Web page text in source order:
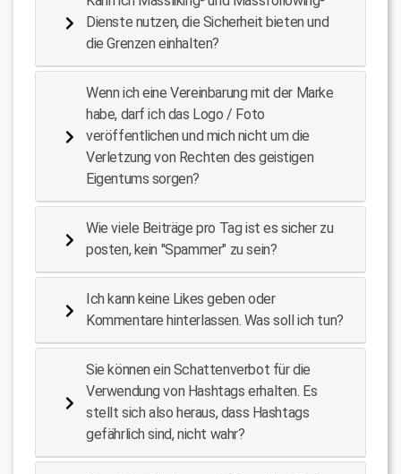
Dienste nutzen, die Sicherheit bieten und
die Grenzen einhalten?
Wenn ich eine Vereinbarung mit der Marke
habe, darf ich das Logo / Foto
veröffentlichen und mich nicht um die
Verletzung von Rechten des geistigen
Eigentums sorgen?
Wie viele Beiträge pro Tag ist es sicher zu
posten, kein "Spammer" zu sein?
Ich kann keine Likes geben oder
Kommentare hinterlassen. Was soll ich tun?
Sie können ein Schattenverbot für die
Verwendung von Hashtags erhalten. Es
stellt sich also heraus, dass Hashtags
gefährlich sind, nicht wahr?